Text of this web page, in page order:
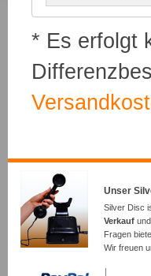
* Es erfolgt
Unser
Silver Disc
Verkauf und
Fragen
Wir freuen